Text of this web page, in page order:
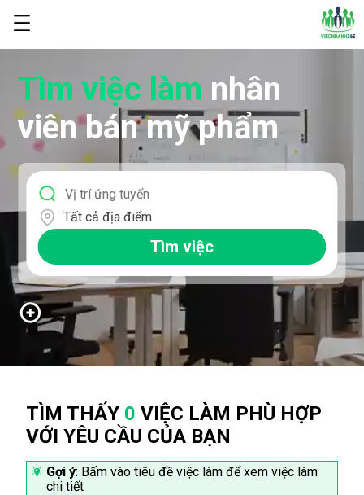
Tìm việc làm nhân
viên bán mỹ phẩm
Tất cả địa điểm
Tìm việc
TÌM THẤY 0 VIỆC LÀM PHÙ HỢP
VỚI YÊU CẦU CỦA BẠN
Gợi ý: Bấm vào tiêu đề việc làm để xem việc làm
chi tiết